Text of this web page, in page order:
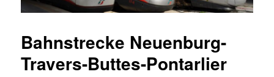
Bahnstrecke Neuenburg-
Travers-Buttes-Pontarlier